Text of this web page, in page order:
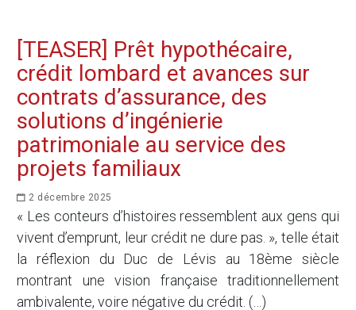
[TEASER] Prêt hypothécaire,
crédit lombard et avances sur
contrats d’assurance, des
solutions d’ingénierie
patrimoniale au service des
projets familiaux
2 décembre 2025
« Les conteurs d’histoires ressemblent aux gens qui
vivent d’emprunt, leur crédit ne dure pas. », telle était
la réflexion du Duc de Lévis au 18ème siècle
montrant une vision française traditionnellement
ambivalente, voire négative du crédit. (…)